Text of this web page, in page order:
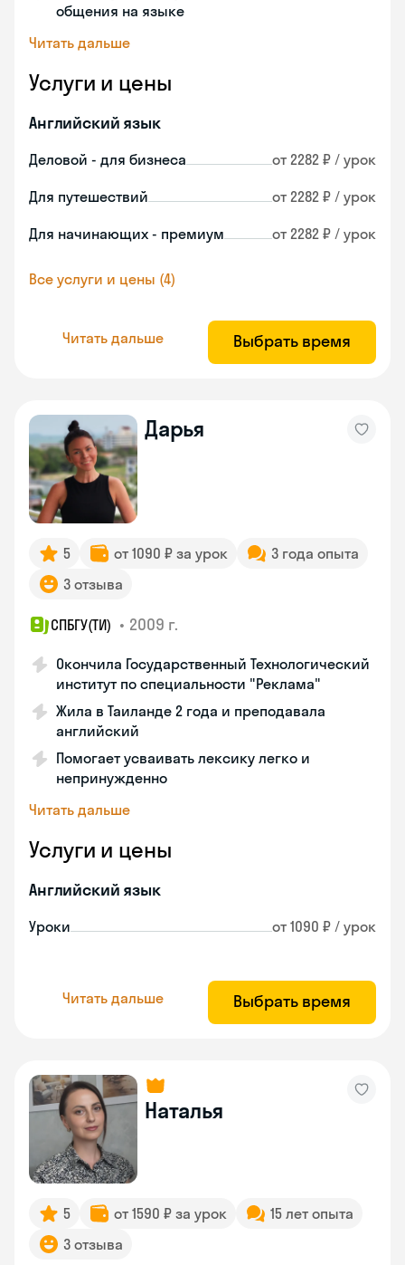
общения на языке
Читать дальше
Услуги и цены
Английский язык
Деловой - для бизнеса от 2282 ₽ / урок
Для путешествий от 2282 ₽ / урок
Для начинающих - премиум от 2282 ₽ / урок
Все услуги и цены (4)
Читать дальше Выбрать время
Дарья
5 от 1090 ₽ за урок
3 года опыта
3 отзыва
СПБГУ(ТИ) • 2009 г.
Окончила Государственный Технологический
институт по специальности "Реклама"
Жила в Таиланде 2 года и преподавала
английский
Помогает усваивать лексику легко и
непринужденно
Читать дальше
Услуги и цены
Английский язык
Уроки от 1090 ₽ / урок
Читать дальше Выбрать время
Наталья
5 от 1590 ₽ за урок
15 лет опыта
3 отзыва